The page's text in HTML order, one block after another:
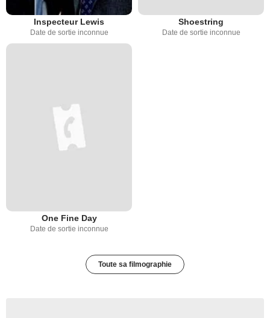
Inspecteur Lewis
Date de sortie inconnue
Shoestring
Date de sortie inconnue
One Fine Day
Date de sortie inconnue
Toute sa filmographie